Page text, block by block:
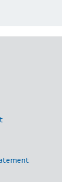
Links